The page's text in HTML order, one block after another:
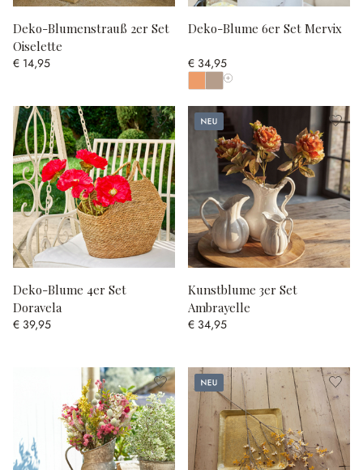
Deko-Blumenstrauß 2er Set
Oiselette
€ 14,95
Deko-Blume 6er Set Mervix
€ 34,95
Alle Farben anzeigen
Deko-Blume 4er Set
Doravela
€ 39,95
Neu
Kunstblume 3er Set
Ambrayelle
€ 34,95
Neu